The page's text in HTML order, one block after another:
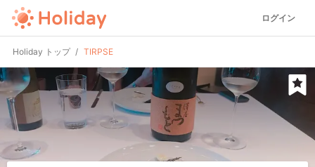
ログイン
Holiday トップ TIRPSE